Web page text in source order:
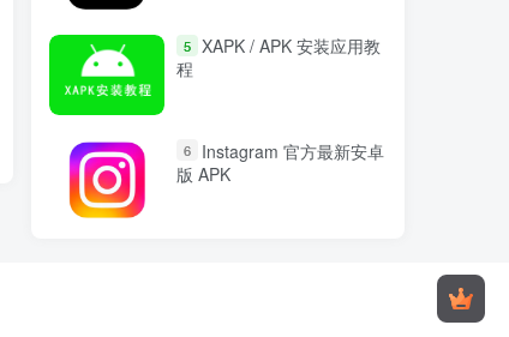
5 XAPK / APK 安装应用教
程
6
Instagram 官方最新安卓
版 APK